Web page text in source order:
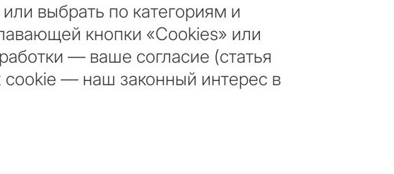
выбрать по категориям и
кнопки «Cookies» или
— ваше согласие (статья
cookie — наш законный интерес в
или вторая резиденция для себя
и постоянное проживание
*